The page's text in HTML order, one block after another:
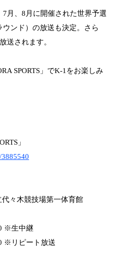
7月、8月に開催された世界予選
ンド）の放送も決定。さら
送されます。
SPORTS」でK-1をお楽しみ
」
々木競技場第一体育館
※生中継
※リピート放送